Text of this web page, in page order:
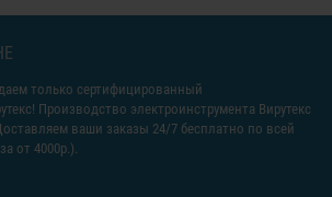
только сертифицированный
Производство электроинструмента Вирутекс
ваши заказы 24/7 бесплатно по всей
от 4000р.).